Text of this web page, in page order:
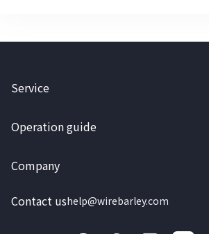
Service
Operation guide
Company
Contact ushelp@wirebarley.com